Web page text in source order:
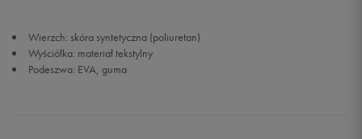
Wierzch: skóra syntetyczna (poliuretan)
Wyściółka: materiał tekstylny
Podeszwa: EVA, guma